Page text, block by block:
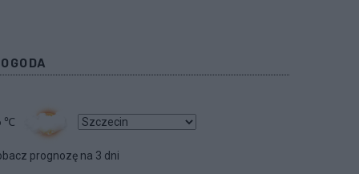
℃
prognozę na 3 dni